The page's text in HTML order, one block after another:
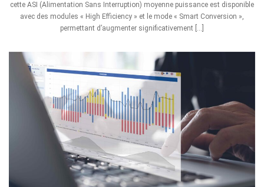
cette ASI (Alimentation Sans Interruption) moyenne puissance est disponible
avec des modules « High Efficiency » et le mode « Smart Conversion »,
permettant d’augmenter significativement […]